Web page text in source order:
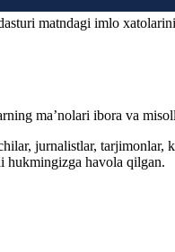
matndagi imlo
ma’nolari ibora va
jurnalistlar,
hukmingizga havola qilgan.